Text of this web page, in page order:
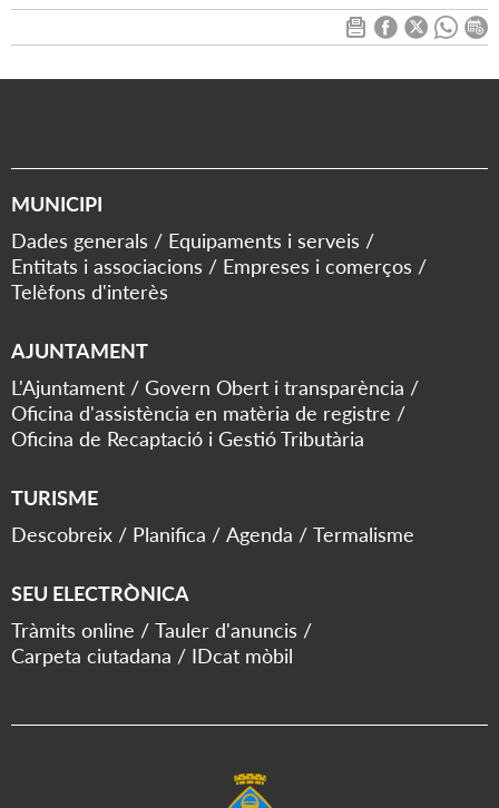
MUNICIPI
Dades generals
Equipaments i serveis
Entitats i associacions
Empreses i comerços
Telèfons d'interès
AJUNTAMENT
L'Ajuntament
Govern Obert i transparència
Oficina d'assistència en matèria de registre
Oficina de Recaptació i Gestió Tributària
TURISME
Descobreix
Planifica Agenda Termalisme
SEU ELECTRÒNICA
Tràmits online
Tauler d'anuncis
Carpeta ciutadana
IDcat mòbil